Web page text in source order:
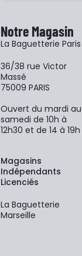
Notre Magasin
La Baguetterie Paris
36/38 rue Victor
Massé
75009 PARIS
Ouvert du mardi au
samedi de 10h à
12h30 et de 14 à 19h
Magasins
Indépendants
Licenciés
La Baguetterie
Marseille